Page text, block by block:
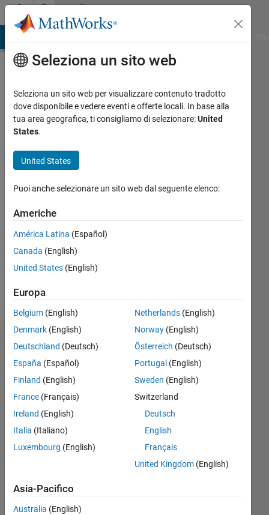
Vai al contenutoCommunity
Profile
dalia
seen:
29
fa
Followers:
Follow
Badge
dalia's
Badge
Exchange
Badge
Tutto
Explorer
Seleziona un sito web
Seleziona un sito web per visualizzare contenuto tradotto
dove disponibile e vedere eventi e offerte locali. In base alla
tua area geografica, ti consigliamo di selezionare:United
States.
United States
Puoi anche selezionare un sito web dal seguente elenco:
Americhe
América Latina (Español)
Canada (English)
United States (English)
Europa
Belgium (English)
Denmark (English)
Deutschland (Deutsch)
España (Español)
Finland (English)
France (Français)
Ireland (English)
Italia (Italiano)
Luxembourg (English)
Netherlands(English)
Norway(English)
Österreich (Deutsch)
Portugal (English)
Sweden (English)
Switzerland
Deutsch
English
Français
United Kingdom(English)
Asia-Pacifico
Australia (English)